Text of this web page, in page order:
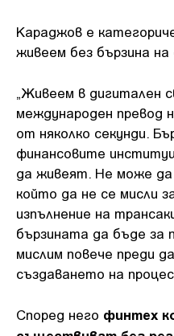
Караджов е
живеем без бързина на
„Живеем в дигитален
международен превод
от няколко секунди.
финансовите
да живеят. Не може да
който да не се мисли
изпълнение на
бързината да бъде за
мислим повече преди
създаването на
Според него финтех